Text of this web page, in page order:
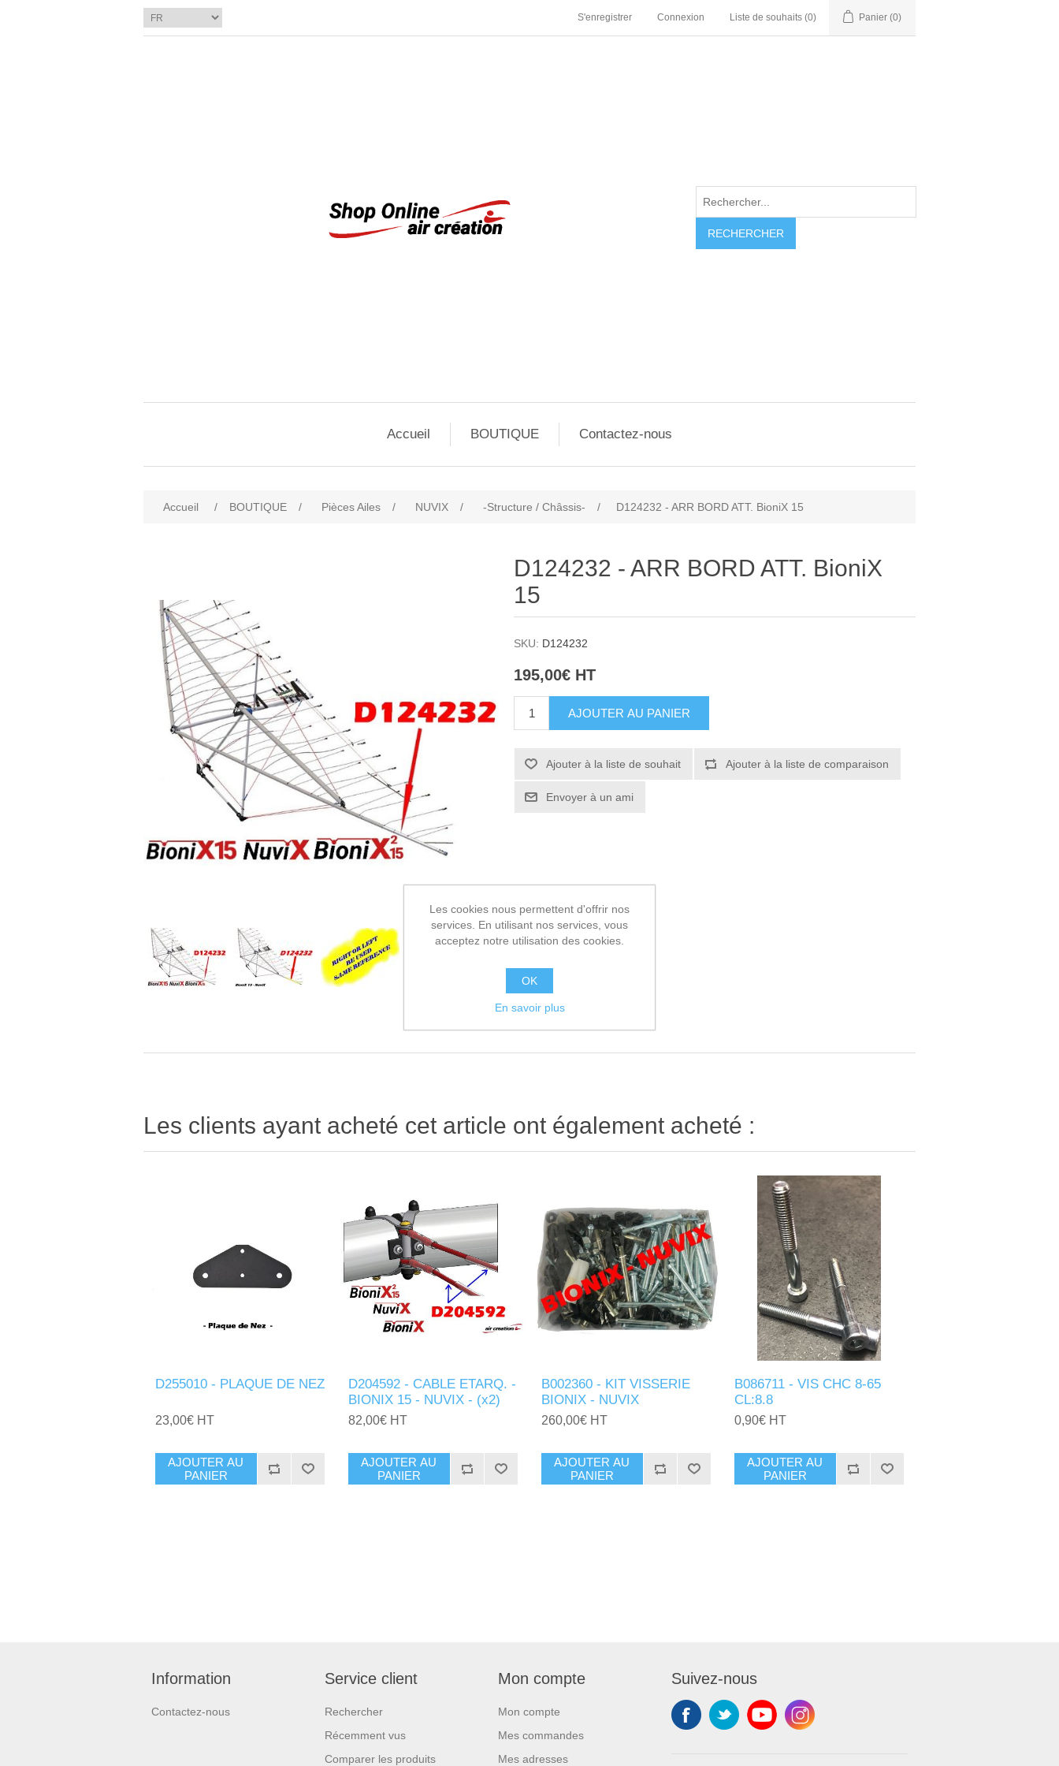
S'enregistrer Connexion Liste de souhaits (0) Panier (0)
RECHERCHER
Accueil BOUTIQUE Contactez-nous
Accueil / BOUTIQUE / Pièces Ailes / NUVIX / -Structure / Châssis- / D124232 - ARR BORD ATT. BioniX 15
D124232 - ARR BORD ATT. BioniX
15
SKU: D124232
195,00€ HT
AJOUTER AU PANIER
Ajouter à la liste de souhait Ajouter à la liste de comparaison
Envoyer à un ami
Les clients ayant acheté cet article ont également acheté :
D255010 - PLAQUE DE NEZ
23,00€ HT
AJOUTER AU
PANIER
D204592 - CABLE ETARQ. -
BIONIX 15 - NUVIX - (x2)
82,00€ HT
AJOUTER AU
PANIER
B002360 - KIT VISSERIE
BIONIX - NUVIX
260,00€ HT
AJOUTER AU
PANIER
B086711 - VIS CHC 8-65
CL:8.8
0,90€ HT
AJOUTER AU
PANIER
Information
Contactez-nous
Service client
Rechercher
Récemment vus
Comparer les produits
Mon compte
Mon compte
Mes commandes
Mes adresses
Suivez-nous
Les cookies nous permettent d'offrir nos
services. En utilisant nos services, vous
acceptez notre utilisation des cookies.
OK
En savoir plus